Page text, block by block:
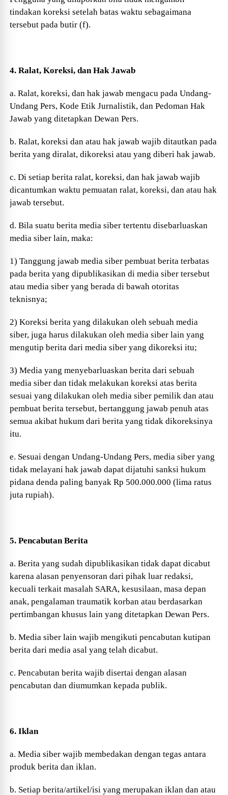
tindakan koreksi setelah batas waktu sebagaimana
tersebut pada butir (f).
4. Ralat, Koreksi, dan Hak Jawab
a. Ralat, koreksi, dan hak jawab mengacu pada Undang-
Undang Pers, Kode Etik Jurnalistik, dan Pedoman Hak
Jawab yang ditetapkan Dewan Pers.
b. Ralat, koreksi dan atau hak jawab wajib ditautkan pada
berita yang diralat, dikoreksi atau yang diberi hak jawab.
c. Di setiap berita ralat, koreksi, dan hak jawab wajib
dicantumkan waktu pemuatan ralat, koreksi, dan atau hak
jawab tersebut.
d. Bila suatu berita media siber tertentu disebarluaskan
media siber lain, maka:
1) Tanggung jawab media siber pembuat berita terbatas
pada berita yang dipublikasikan di media siber tersebut
atau media siber yang berada di bawah otoritas
teknisnya;
2) Koreksi berita yang dilakukan oleh sebuah media
siber, juga harus dilakukan oleh media siber lain yang
mengutip berita dari media siber yang dikoreksi itu;
3) Media yang menyebarluaskan berita dari sebuah
media siber dan tidak melakukan koreksi atas berita
sesuai yang dilakukan oleh media siber pemilik dan atau
pembuat berita tersebut, bertanggung jawab penuh atas
semua akibat hukum dari berita yang tidak dikoreksinya
itu.
e. Sesuai dengan Undang-Undang Pers, media siber yang
tidak melayani hak jawab dapat dijatuhi sanksi hukum
pidana denda paling banyak Rp 500.000.000 (lima ratus
juta rupiah).
5. Pencabutan Berita
a. Berita yang sudah dipublikasikan tidak dapat dicabut
karena alasan penyensoran dari pihak luar redaksi,
kecuali terkait masalah SARA, kesusilaan, masa depan
anak, pengalaman traumatik korban atau berdasarkan
pertimbangan khusus lain yang ditetapkan Dewan Pers.
b. Media siber lain wajib mengikuti pencabutan kutipan
berita dari media asal yang telah dicabut.
c. Pencabutan berita wajib disertai dengan alasan
pencabutan dan diumumkan kepada publik.
6. Iklan
a. Media siber wajib membedakan dengan tegas antara
produk berita dan iklan.
b. Setiap berita/artikel/isi yang merupakan iklan dan atau